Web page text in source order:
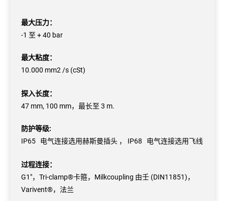
最大压力：
-1 至 + 40 bar
最大粘度：
10.000 mm2 /s (cSt)
探入长度：
47 mm, 100 mm，最长至 3 m.
防护等级:
IP65 电气连接选用赫斯曼插头 ， IP68 电气连接选用飞线
过程连接：
G1"，Tri-clamp®卡箍，Milkcoupling 由壬 (DIN11851)，
Varivent®，法兰